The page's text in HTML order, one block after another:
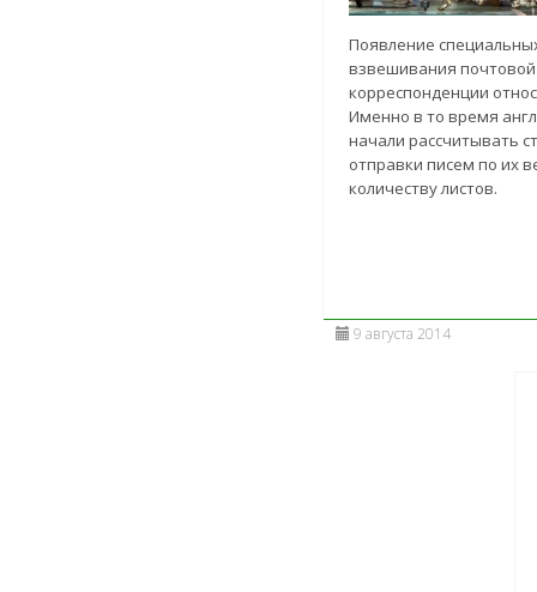
Появление
взвешивания почтовой
корреспонденции
Именно в то время
начали рассчитывать
отправки писем по их
количеству листов.
9 августа 2014